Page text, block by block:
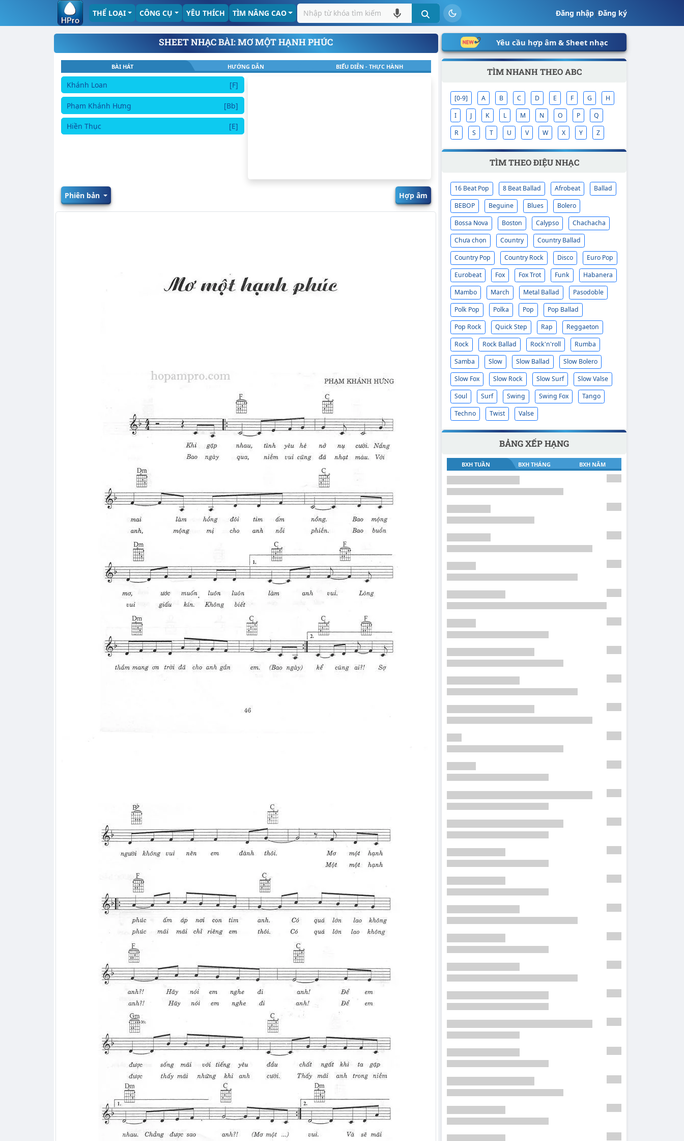
Đăng nhập|Đăng ký
THỂ LOẠI CÔNG CỤ YÊU THÍCH TÌM NÂNG CAO
SHEET NHẠC BÀI: MƠ MỘT HẠNH PHÚC
BÀI HÁT HƯỚNG DẪN BIỂU DIỄN - THỰC HÀNH
Khánh Loan [F]
Phạm Khánh Hưng [Bb]
Hiền Thục [E]
Phiên bản Hợp âm
Yêu cầu hợp âm & Sheet nhạc
TÌM NHANH THEO ABC
[0-9] A B C D E F G
H
I
J K L M N O P
Q
R
S T U V W X Y Z
TÌM THEO ĐIỆU NHẠC
16 Beat Pop 8 Beat Ballad Afrobeat
Ballad
BEBOP
Beguine Blues
Bolero
Bossa Nova
Boston Calypso
Chachacha
Chưa chọn
Country
Country Ballad
Country Pop
Country Rock Disco
Euro Pop
Eurobeat
Fox Fox Trot Funk
Habanera
Mambo
March Metal Ballad
Pasodoble
Polk Pop
Polka Pop
Pop Ballad
Pop Rock
Quick Step Rap
Reggaeton
Rock
Rock Ballad Rock'n'roll
Rumba
Samba
Slow Slow Ballad
Slow Bolero
Slow Fox
Slow Rock Slow Surf
Slow Valse
Soul
Surf Swing Swing Fox
Tango
Techno
Twist Valse
BẢNG XẾP HẠNG
BXH TUẦN BXH THÁNG BXH NĂM